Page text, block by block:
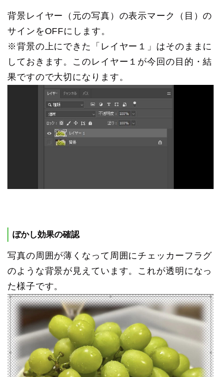
背景レイヤー（元の写真）の表示マーク（目）の
サインをOFFにします。
※背景の上にできた「レイヤー１」はそのままに
しておきます。このレイヤー１が今回の目的・結
果ですので大切になります。
ぼかし効果の確認
写真の周囲が薄くなって周囲にチェッカーフラグ
のような背景が見えています。これが透明になっ
た様子です。